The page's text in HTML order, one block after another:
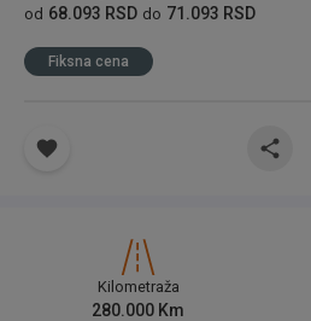
od 68.093 RSD do 71.093 RSD
Fiksna cena
Kilometraža
280.000 Km